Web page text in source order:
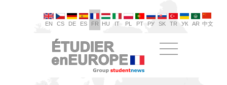
EN CS DE ES FR HU IT PL PT РУ SK TR УК AR 中文